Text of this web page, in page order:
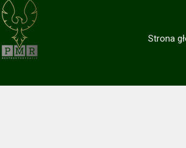
Strona